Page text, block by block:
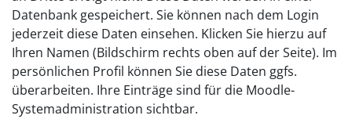
Datenbank gespeichert. Sie können nach dem Login
jederzeit diese Daten einsehen. Klicken Sie hierzu auf
Ihren Namen (Bildschirm rechts oben auf der Seite). Im
persönlichen Profil können Sie diese Daten ggfs.
überarbeiten. Ihre Einträge sind für die Moodle-
Systemadministration sichtbar.